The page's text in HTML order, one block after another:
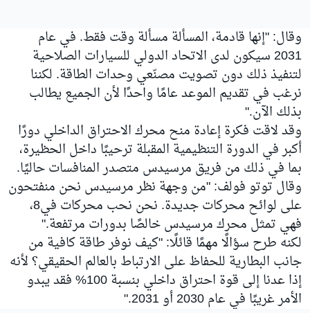
وقال: "إنها قادمة، المسألة مسألة وقت فقط. في عام
2031 سيكون لدى الاتحاد الدولي للسيارات الصلاحية
لتنفيذ ذلك دون تصويت مصنّعي وحدات الطاقة. لكننا
نرغب في تقديم الموعد عامًا واحدًا لأن الجميع يطالب
بذلك الآن."
وقد لاقت فكرة إعادة منح محرك الاحتراق الداخلي دورًا
أكبر في الدورة التنظيمية المقبلة ترحيبًا داخل الحظيرة،
بما في ذلك من فريق مرسيدس متصدر المنافسات حاليًا.
وقال توتو فولف: "من وجهة نظر مرسيدس نحن منفتحون
على لوائح محركات جديدة. نحن نحب محركات في8،
فهي تمثل محرك مرسيدس خالصًا بدورات مرتفعة."
لكنه طرح سؤالًا مهمًا قائلًا: "كيف نوفر طاقة كافية من
جانب البطارية للحفاظ على الارتباط بالعالم الحقيقي؟ لأنه
إذا عدنا إلى قوة احتراق داخلي بنسبة 100% فقد يبدو
الأمر غريبًا في عام 2030 أو 2031."